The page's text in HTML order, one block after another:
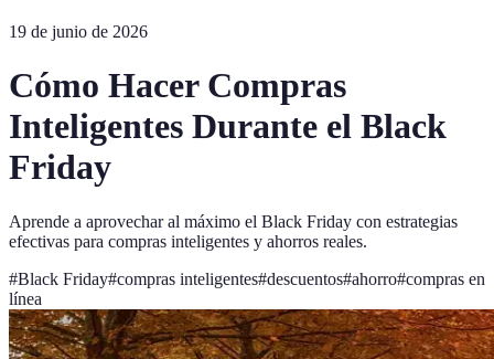
19 de junio de 2026
Cómo Hacer Compras
Inteligentes Durante el Black
Friday
Aprende a aprovechar al máximo el Black Friday con estrategias
efectivas para compras inteligentes y ahorros reales.
#Black Friday#compras inteligentes#descuentos#ahorro#compras en
línea